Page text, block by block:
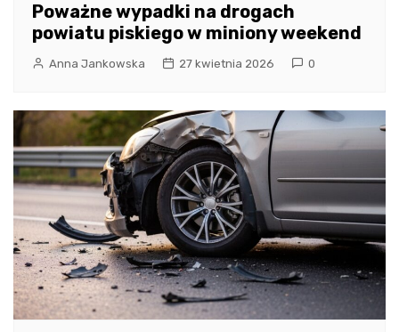
Poważne wypadki na drogach
powiatu piskiego w miniony weekend
Anna Jankowska 27 kwietnia 2026 0